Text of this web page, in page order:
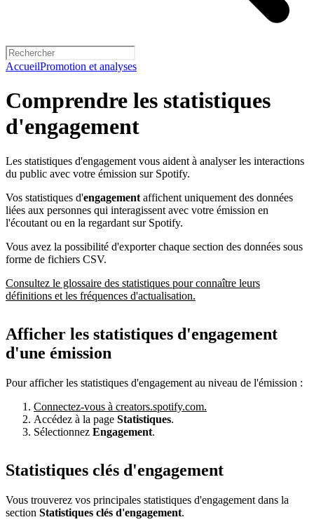
AccueilPromotion et analyses
Comprendre les statistiques
d'engagement
Les statistiques d'engagement vous aident à analyser les interactions
du public avec votre émission sur Spotify.
Vos statistiques d'engagement affichent uniquement des données
liées aux personnes qui interagissent avec votre émission en
l'écoutant ou en la regardant sur Spotify.
Vous avez la possibilité d'exporter chaque section des données sous
forme de fichiers CSV.
Consultez le glossaire des statistiques pour connaître leurs
définitions et les fréquences d'actualisation.
Afficher les statistiques d'engagement
d'une émission
Pour afficher les statistiques d'engagement au niveau de l'émission :
Connectez-vous à creators.spotify.com.
Accédez à la page Statistiques.
Sélectionnez Engagement.
Statistiques clés d'engagement
Vous trouverez vos principales statistiques d'engagement dans la
section Statistiques clés d'engagement.